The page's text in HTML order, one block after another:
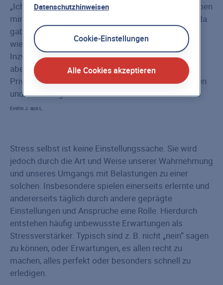
Ich bin einfach nur noch unzufrieden und früher haben
mir die Überstunden nie so viel ausgemacht. Aber da
gab es auch noch ruhige Phasen, wo man die mal
wieder etwas abbauen konnte und öfter frei hatte.
Inzwischen bekomme ich öfter welche ausgezahlt,
aber ich brauche auch mal wieder Zeit für mein
Privatleben... denn ich arbeite eigentlich, um zu leben
und nicht umgekehrt.
Evelin J. aus L.
Stress selbst ist keine Einstellungssache. Sie wird
jedoch durch die Art und Weise unserer Wahrnehmung
und unseres Umgangs mit Belastungen zu einer
solchen. Insbesondere spielen einerseits erlernte und
andererseits täglich durch andere geprägte
Einstellungen und Ansprüche eine Rolle. Hierdurch
entstehen häufig unbewusste Erwartungen als
Stressverstärker. Typisch sind z. B. nicht „nein“ sagen
zu können, oder Erwartungen, es allen recht zu
machen, alles perfekt oder besonders schnell zu
erledigen.
Datenschutzhinweisen
Cookie-Einstellungen
Alle Cookies akzeptieren